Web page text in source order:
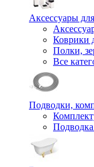
Аксессуары
Коврики
Полки,
Все
Подводки,